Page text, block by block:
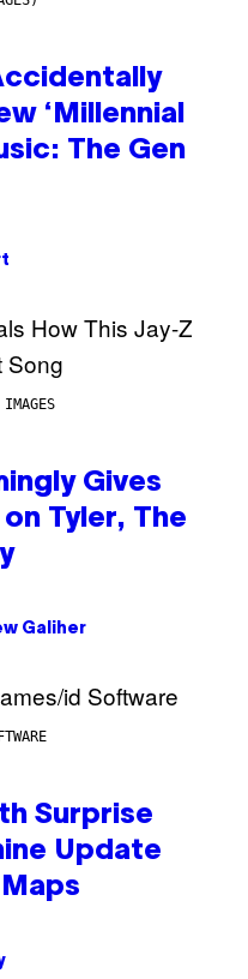
‘Millennial
The Gen
Gives
Tyler, The
Galiher
Surprise
Update